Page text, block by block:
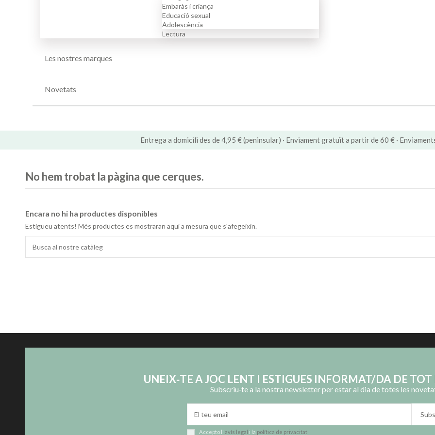
Embaràs i criança
Educació sexual
Adolescència
Lectura
Les nostres marques
Novetats
Entrega a domicili des de 4,95 € (peninsular) · Enviament gratuït a partir de 60 € ·
No hem trobat la pàgina que cerques.
Encara no hi ha productes disponibles
Estigueu atents! Més productes es mostraran aquí a mesura que s'afegeixin.
UNEIX‑TE A JOC LENT I ESTIGUES INFORMAT/DA DE TOT
Subscriu‑te a la nostra newsletter per estar al dia de totes les
Accepto l' avís legal i la política de privacitat